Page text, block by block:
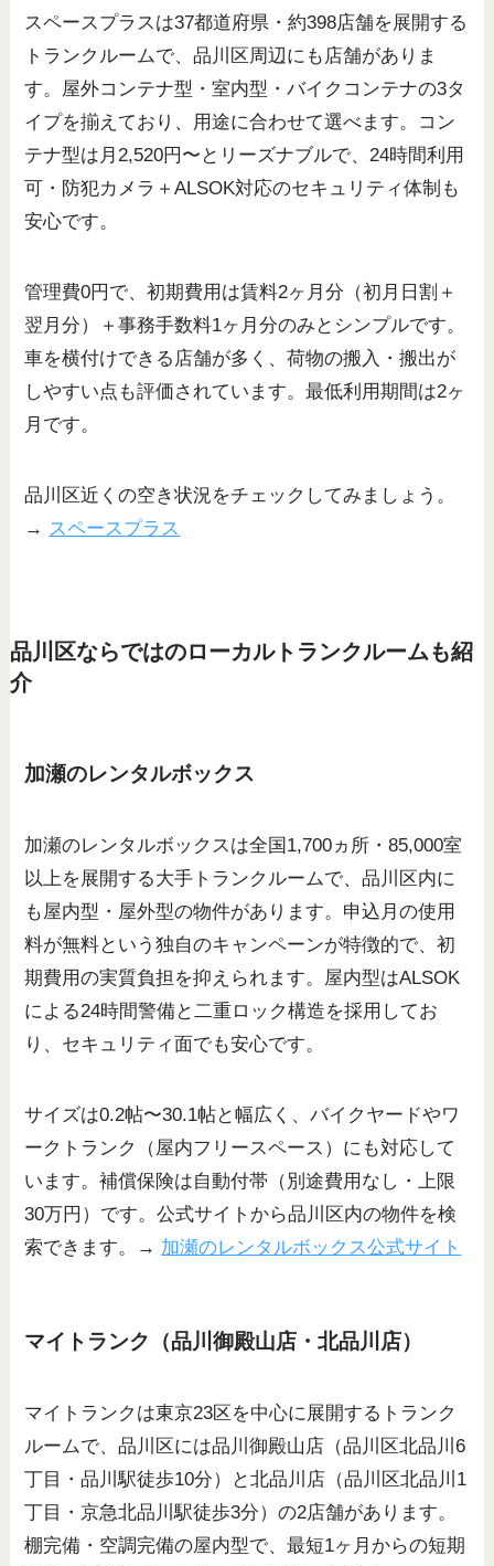
スペースプラスは37都道府県・約398店舗を展開する
トランクルームで、品川区周辺にも店舗がありま
す。屋外コンテナ型・室内型・バイクコンテナの3タ
イプを揃えており、用途に合わせて選べます。コン
テナ型は月2,520円〜とリーズナブルで、24時間利用
可・防犯カメラ＋ALSOK対応のセキュリティ体制も
安心です。
管理費0円で、初期費用は賃料2ヶ月分（初月日割＋
翌月分）＋事務手数料1ヶ月分のみとシンプルです。
車を横付けできる店舗が多く、荷物の搬入・搬出が
しやすい点も評価されています。最低利用期間は2ヶ
月です。
品川区近くの空き状況をチェックしてみましょう。
→ スペースプラス
品川区ならではのローカルトランクルームも紹
介
加瀬のレンタルボックス
加瀬のレンタルボックスは全国1,700ヵ所・85,000室
以上を展開する大手トランクルームで、品川区内に
も屋内型・屋外型の物件があります。申込月の使用
料が無料という独自のキャンペーンが特徴的で、初
期費用の実質負担を抑えられます。屋内型はALSOK
による24時間警備と二重ロック構造を採用してお
り、セキュリティ面でも安心です。
サイズは0.2帖〜30.1帖と幅広く、バイクヤードやワ
ークトランク（屋内フリースペース）にも対応して
います。補償保険は自動付帯（別途費用なし・上限
30万円）です。公式サイトから品川区内の物件を検
索できます。→ 加瀬のレンタルボックス公式サイト
マイトランク（品川御殿山店・北品川店）
マイトランクは東京23区を中心に展開するトランク
ルームで、品川区には品川御殿山店（品川区北品川6
丁目・品川駅徒歩10分）と北品川店（品川区北品川1
丁目・京急北品川駅徒歩3分）の2店舗があります。
棚完備・空調完備の屋内型で、最短1ヶ月からの短期